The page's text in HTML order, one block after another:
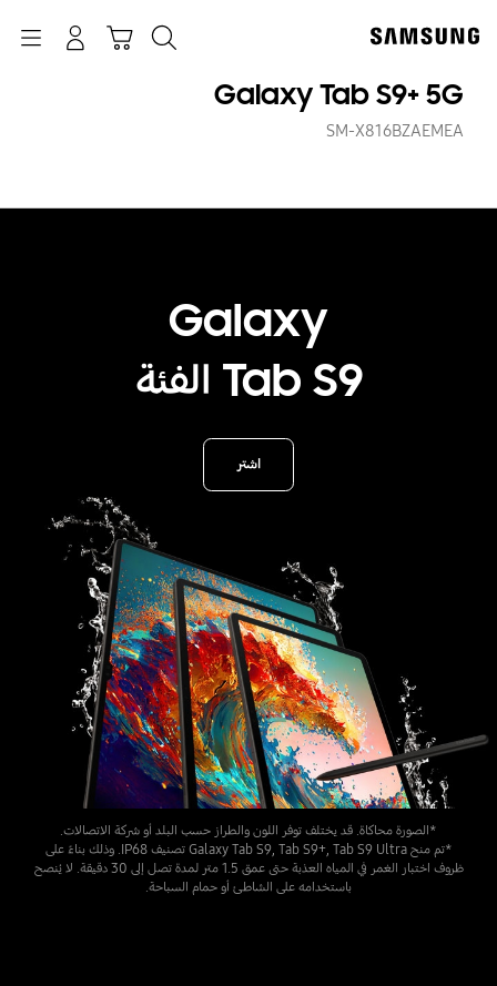
Galaxy Tab S9+ 5G
SM-X816BZAEMEA
Galaxy
‎Tab S9‎ الفئة
اشتر
*الصورة محاكاة. قد يختلف توفر اللون والطراز حسب البلد أو شركة الاتصالات.
*تم منح Galaxy Tab S9, ‎Tab S9+‎, Tab S9 Ultra تصنيف IP68. وذلك بناءً على
ظروف اختبار الغمر في المياه العذبة حتى عمق 1.5 متر لمدة تصل إلى 30 دقيقة. لا يُنصح
باستخدامه على الشاطئ أو حمام السباحة.